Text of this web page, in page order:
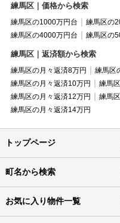
練馬区｜価格から検索
練馬区の1000万円台 練馬区の
練馬区の4000万円台
練馬区の
練馬区｜返済額から検索
練馬区の月々返済8万円
練馬区
練馬区の月々返済10万円
練馬
練馬区の月々返済12万円
練馬
練馬区の月々返済14万円
トップページ
町名から検索
お気に入り物件一覧